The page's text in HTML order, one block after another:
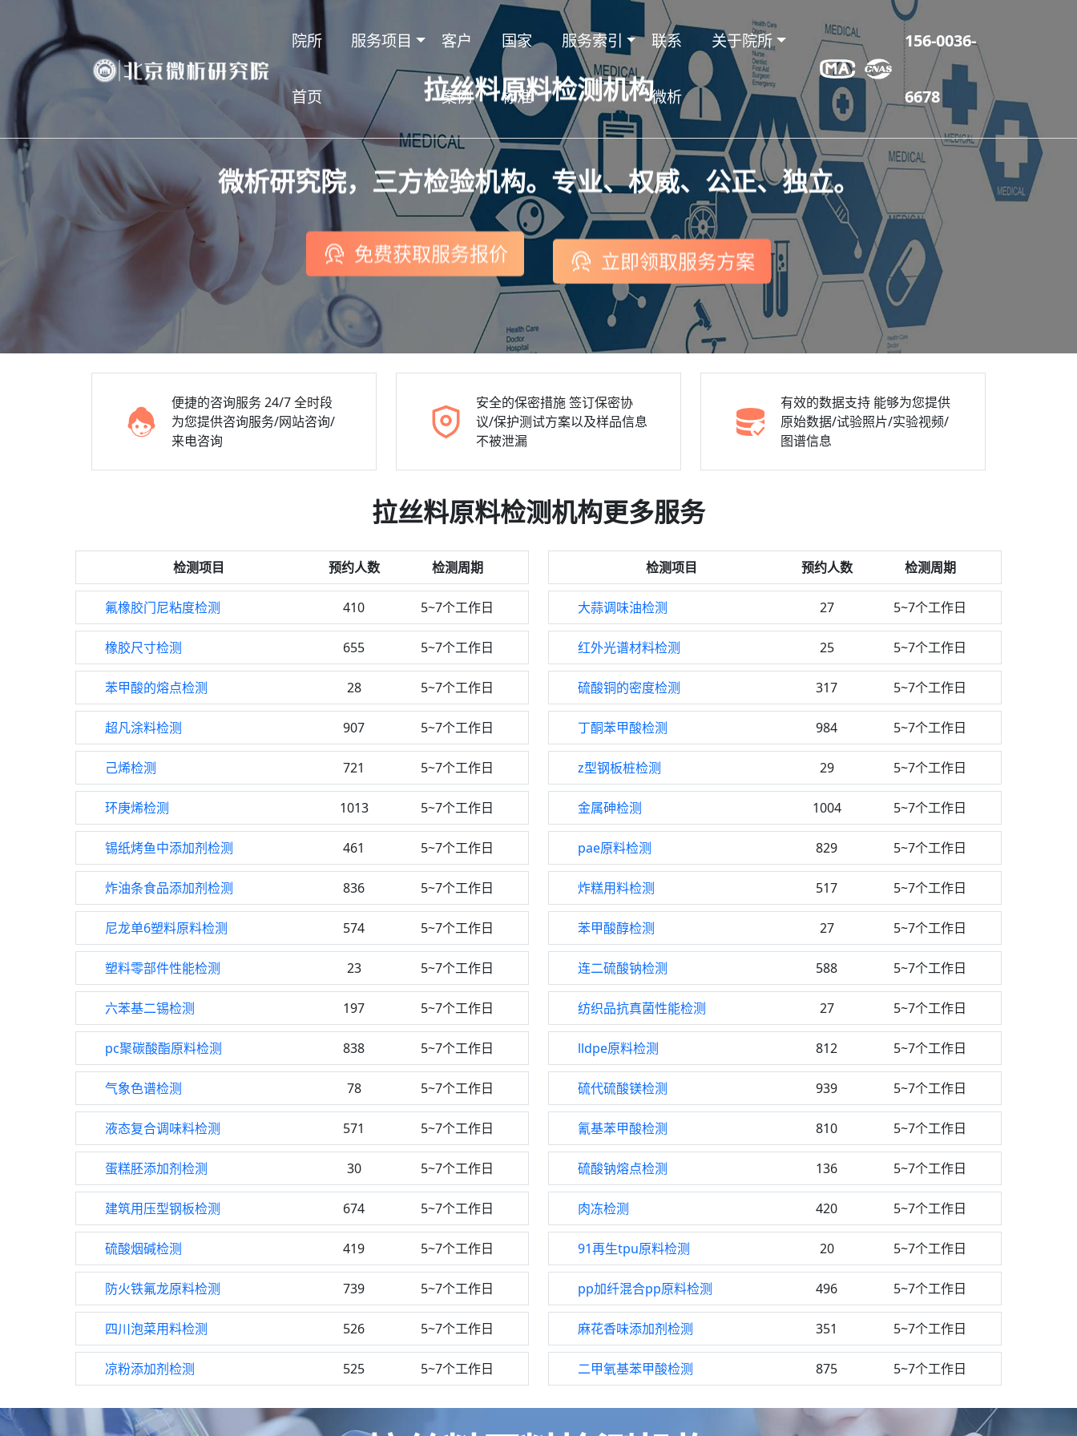
院所
首页
服务项目 客户
案例
国家
标准
服务索引 联系
微析
关于院所 156-0036-
6678
拉丝料原料检测机构
微析研究院，三方检验机构。专业、权威、公正、独立。
免费获取服务报价 立即领取服务方案
便捷的咨询服务24/7 全时段
为您提供咨询服务/网站咨询/
来电咨询
安全的保密措施签订保密协
议/保护测试方案以及样品信息
不被泄漏
有效的数据支持 能够为您提供
原始数据/试验照片/实验视频/
图谱信息
拉丝料原料检测机构更多服务
检测项目 预约人数 检测周期 检测项目 预约人数 检测周期
氟橡胶门尼粘度检测 410 5~7个工作日 大蒜调味油检测 27 5~7个工作日
橡胶尺寸检测 655 5~7个工作日 红外光谱材料检测 25 5~7个工作日
苯甲酸的熔点检测 28 5~7个工作日 硫酸铜的密度检测 317 5~7个工作日
超凡涂料检测 907 5~7个工作日 丁酮苯甲酸检测 984 5~7个工作日
己烯检测 721 5~7个工作日 z型钢板桩检测 29 5~7个工作日
环庚烯检测 1013 5~7个工作日 金属砷检测 1004 5~7个工作日
锡纸烤鱼中添加剂检测 461 5~7个工作日 pae原料检测 829 5~7个工作日
炸油条食品添加剂检测 836 5~7个工作日 炸糕用料检测 517 5~7个工作日
尼龙单6塑料原料检测 574 5~7个工作日 苯甲酸醇检测 27 5~7个工作日
塑料零部件性能检测 23 5~7个工作日 连二硫酸钠检测 588 5~7个工作日
六苯基二锡检测 197 5~7个工作日 纺织品抗真菌性能检测 27 5~7个工作日
pc聚碳酸酯原料检测 838 5~7个工作日 lldpe原料检测 812 5~7个工作日
气象色谱检测 78 5~7个工作日 硫代硫酸镁检测 939 5~7个工作日
液态复合调味料检测 571 5~7个工作日 氰基苯甲酸检测 810 5~7个工作日
蛋糕胚添加剂检测 30 5~7个工作日 硫酸钠熔点检测 136 5~7个工作日
建筑用压型钢板检测 674 5~7个工作日 肉冻检测 420 5~7个工作日
硫酸烟碱检测 419 5~7个工作日 91再生tpu原料检测 20 5~7个工作日
防火铁氟龙原料检测 739 5~7个工作日 pp加纤混合pp原料检测 496 5~7个工作日
四川泡菜用料检测 526 5~7个工作日 麻花香味添加剂检测 351 5~7个工作日
凉粉添加剂检测 525 5~7个工作日 二甲氧基苯甲酸检测 875 5~7个工作日